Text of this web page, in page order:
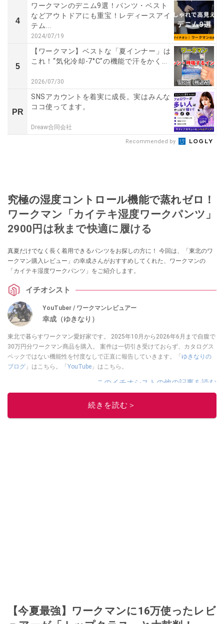
4
ワークマンのデニム9選！パンツ・ベスト
などアウトドアにも重宝！レディースアイ
テム...
2024/07/19
5
【ワークマン】ベストな「夏インナー」は
これ！“気化冷却-7°C”の機能で汗をかく...
2026/07/30
PR
SNSアカウントを着実に成長。実はみんな
ココ使ってます。
Dreaw合同会社
Recommended by
究極の湿度コントロール機能で蒸れゼロ！
ワークマン「カイテキ湿度ワークパンツ」
2900円は秋まで快適に履ける
真夏だけでなく長く着用できるパンツをお探しの方に！ 今回は、「東北のワ
ークマン購入レビュー」の幸成さんがおすすめしてくれた、ワークマンの
「カイテキ湿度ワークパンツ」をご紹介します。
イチオシスト
YouTuber / ワークマンレビュアー
幸成（ゆきなり）
東北で暮らすワークマン愛好家です。 2025年10月から2026年6月まで自腹で
30万円分ワークマン商品を購入。 案件は一切引き受けておらず、カタログス
ペックではない機能性を忖度なしで正直に報告していきます。「 ゆきなりの
ブログ 」はこちら。「 YouTube 」はこちら。
このイチオシストの他の記事を読む
続きを読む＞
【今夏最強】ワークマンに16万使ったレビ